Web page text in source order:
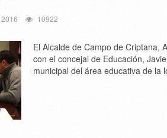
10922
El Alcalde de Campo de Criptana,
con el concejal de Educación,
municipal del área educativa de la